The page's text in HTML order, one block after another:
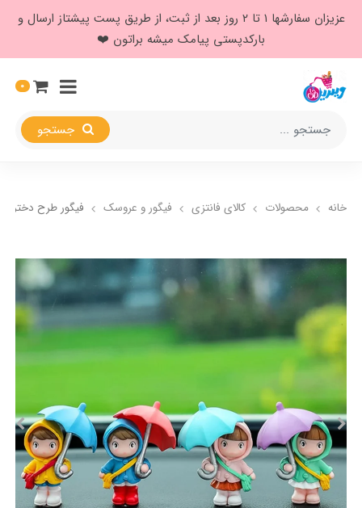
عزیزان سفارشها ۱ تا ۲ روز بعد از ثبت، از طریق پست پیشتاز ارسال و
بارکدپستی پیامک میشه براتون ❤️
0
خانه محصولات کالای فانتزی فیگور و عروسک فیگور طرح دختر